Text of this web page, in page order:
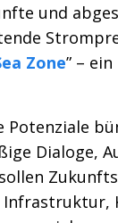
und
Zone” –
Potenziale
Dialoge,
Infrastruktur,